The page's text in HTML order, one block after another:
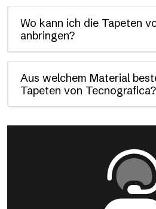
Wo kann ich die Tapeten
anbringen?
Aus welchem Material
Tapeten von Tecnografica?